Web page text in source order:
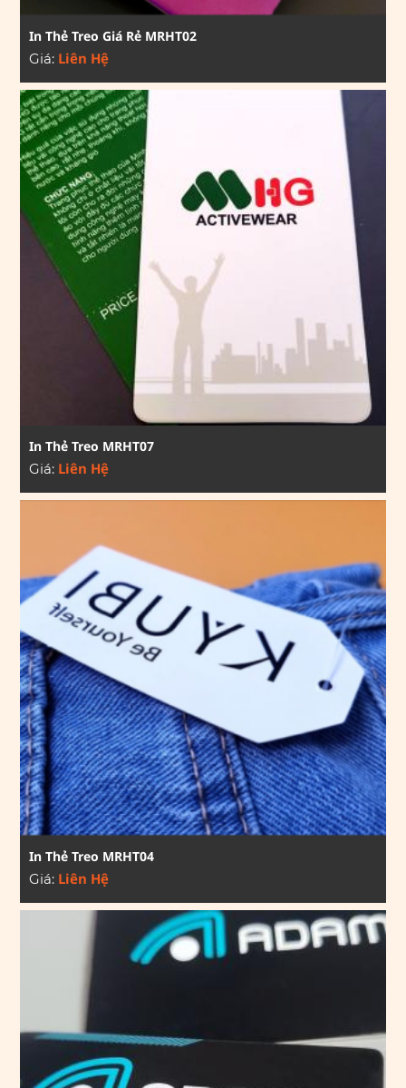
In Thẻ Treo Giá Rẻ MRHT02
Giá: Liên Hệ
In Thẻ Treo MRHT07
Giá: Liên Hệ
In Thẻ Treo MRHT04
Giá: Liên Hệ